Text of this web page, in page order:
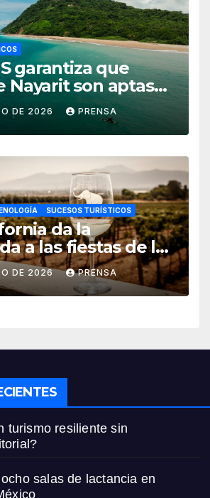
garantiza que
Nayarit son aptas
recreativo
DE 2026 PRENSA
SUCESOS TURÍSTICOS
da la
a las fiestas de la
2026
DE 2026 PRENSA
turismo resiliente sin
salas de lactancia en